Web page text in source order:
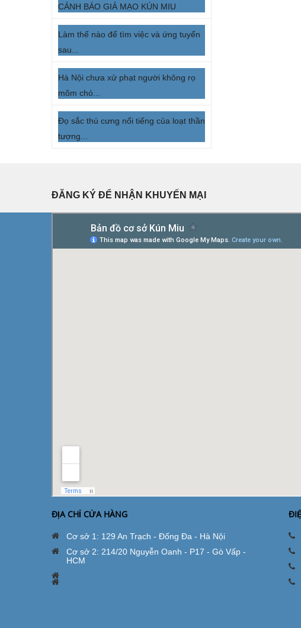
CẢNH BÁO GIẢ MẠO KÚN MIU
Làm thế nào để tìm việc và ứng tuyển
sau...
Hà Nội chưa xử phạt người không rọ
mõm chó...
Đọ sắc thú cưng nổi tiếng của loạt thần
tượng...
ĐĂNG KÝ ĐỂ NHẬN KHUYẾN MẠI
ĐỊA CHỈ CỬA HÀNG
Cơ sở 1: 129 An Trạch - Đống Đa - Hà Nội
Cơ sở 2: 214/20 Nguyễn Oanh - P17 - Gò Vấp -
HCM